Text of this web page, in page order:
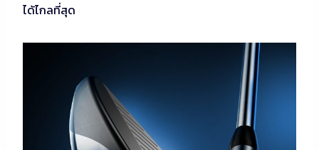
ได้ไกลที่สุด